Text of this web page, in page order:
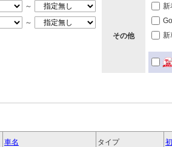
～
～
その他
新
新
車名 タイプ